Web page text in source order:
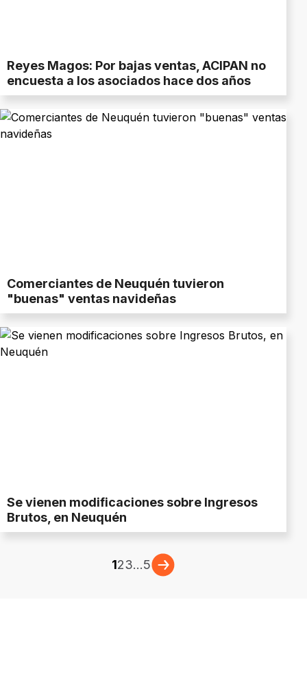
Reyes Magos: Por bajas ventas, ACIPAN no
encuesta a los asociados hace dos años
Comerciantes de Neuquén tuvieron
"buenas" ventas navideñas
Se vienen modificaciones sobre Ingresos
Brutos, en Neuquén
123...5